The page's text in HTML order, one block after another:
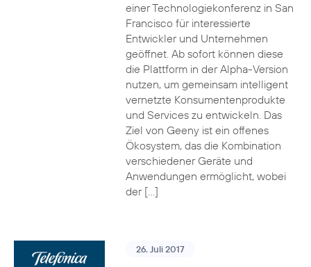
einer Technologiekonferenz in San
Francisco für interessierte
Entwickler und Unternehmen
geöffnet. Ab sofort können diese
die Plattform in der Alpha-Version
nutzen, um gemeinsam intelligent
vernetzte Konsumentenprodukte
und Services zu entwickeln. Das
Ziel von Geeny ist ein offenes
Ökosystem, das die Kombination
verschiedener Geräte und
Anwendungen ermöglicht, wobei
der […]
26. Juli 2017